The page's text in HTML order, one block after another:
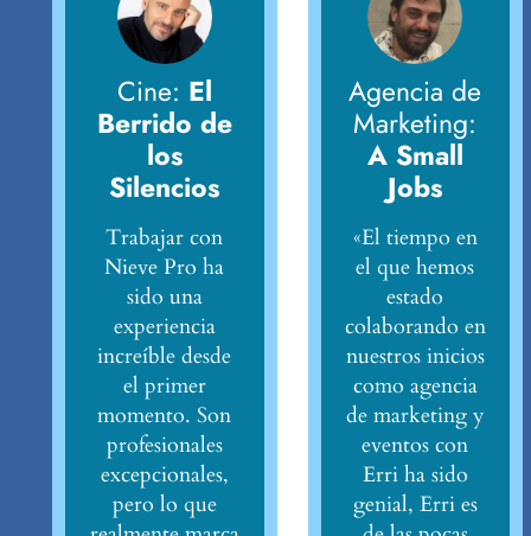
Cine: El
Berrido de
los
Silencios
Trabajar con
Nieve Pro ha
sido una
experiencia
increíble desde
el primer
momento. Son
profesionales
excepcionales,
pero lo que
Agencia de
Marketing:
A Small
Jobs
«El tiempo en
el que hemos
estado
colaborando en
nuestros inicios
como agencia
de marketing y
eventos con
Erri ha sido
genial, Erri es